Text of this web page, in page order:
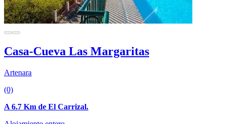
Casa-Cueva Las Margaritas
Artenara
(0)
A 6.7 Km de El Carrizal.